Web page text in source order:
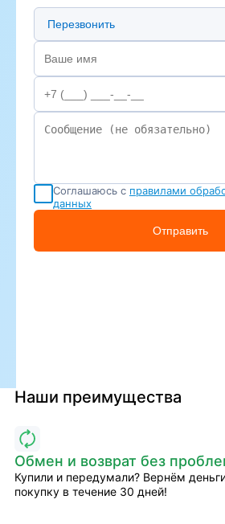
Предпочтительный способ
Соглашаюсь с правилами
данных
Отправить
Наши преимущества
Обмен и возврат без
Купили и передумали? Вернём
покупку в течение 30 дней!